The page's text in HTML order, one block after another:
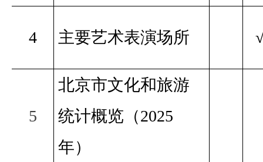
4 主要艺术表演场所
5
北京市文化和旅游
统计概览（2025
年）